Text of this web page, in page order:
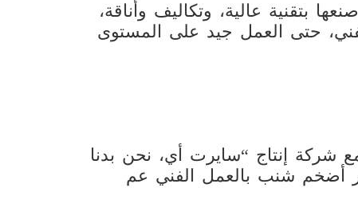
بتقنية عالية، وتكاليف وأناقة،
حتى العمل جيد على المستوى
إنتاج “سايرت أي، نحن بدنا
أضخم شنب بالعمل الفني عم